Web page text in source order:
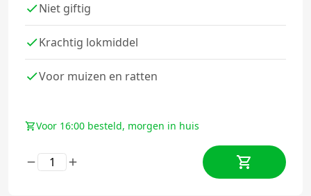
Niet giftig
Krachtig lokmiddel
Voor muizen en ratten
Voor 16:00 besteld, morgen in huis